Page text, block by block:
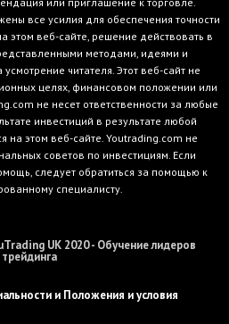
все усилия для обеспечения точности
веб-сайте, решение действовать в
методами, идеями и
читателя. Этот веб-сайт не
целях, финансовом положении или
не несет ответственности за любые
инвестиций в результате любой
этом веб-сайте. Youtrading.com не
советов по инвестициям. Если
следует обратиться за помощью к
специалисту.
UK 2020 - Обучение лидеров
трейдинга
и Положения и условия